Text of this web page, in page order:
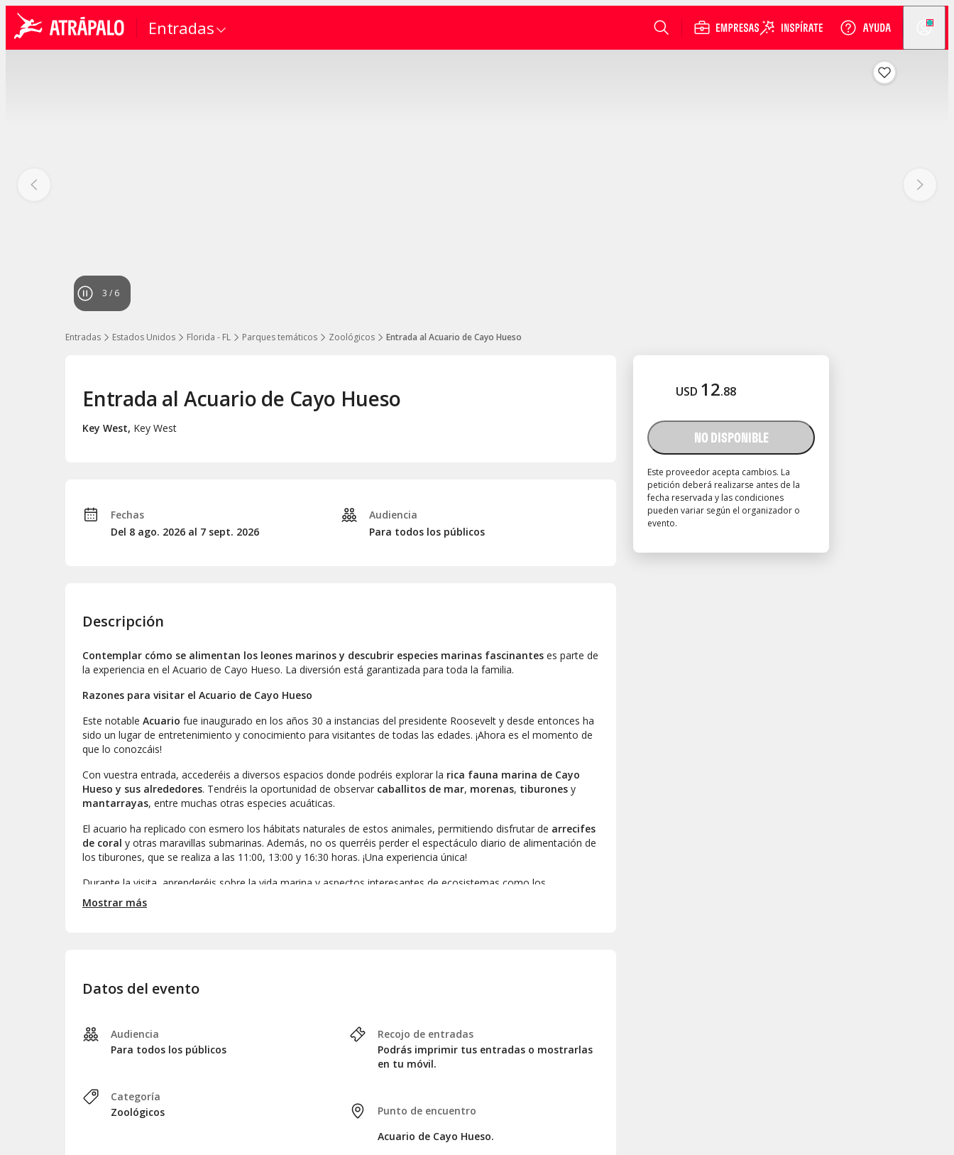
Entradas
4 / 6
Entradas Estados Unidos Florida - FL Parques temáticos Zoológicos Entrada al Acuario de Cayo Hueso
USD 12.88
NO DISPONIBLE
Este proveedor acepta cambios. La
petición deberá realizarse antes de la
fecha reservada y las condiciones
pueden variar según el organizador o
evento.
Entrada al Acuario de Cayo Hueso
Key West, Key West
Fechas
Del 8 ago. 2026 al 7 sept. 2026
Audiencia
Para todos los públicos
Descripción
Contemplar cómo se alimentan los leones marinos y descubrir especies marinas fascinantes es parte de
la experiencia en el Acuario de Cayo Hueso. La diversión está garantizada para toda la familia.
Razones para visitar el Acuario de Cayo Hueso
Este notable Acuario fue inaugurado en los años 30 a instancias del presidente Roosevelt y desde entonces ha
sido un lugar de entretenimiento y conocimiento para visitantes de todas las edades. ¡Ahora es el momento de
que lo conozcáis!
Con vuestra entrada, accederéis a diversos espacios donde podréis explorar la rica fauna marina de Cayo
Hueso y sus alrededores. Tendréis la oportunidad de observar caballitos de mar, morenas, tiburones y
mantarrayas, entre muchas otras especies acuáticas.
El acuario ha replicado con esmero los hábitats naturales de estos animales, permitiendo disfrutar de arrecifes
de coral y otras maravillas submarinas. Además, no os querréis perder el espectáculo diario de alimentación de
los tiburones, que se realiza a las 11:00, 13:00 y 16:30 horas. ¡Una experiencia única!
Durante la visita, aprenderéis sobre la vida marina y aspectos interesantes de ecosistemas como los
manglares
en la
espacios del Acuario de Cayo Hueso.
Mostrar más
Datos del evento
Audiencia
Para todos los públicos
Categoría
Zoológicos
Recojo de entradas
Podrás imprimir tus entradas o mostrarlas
en tu móvil.
Punto de encuentro
Acuario de Cayo Hueso.